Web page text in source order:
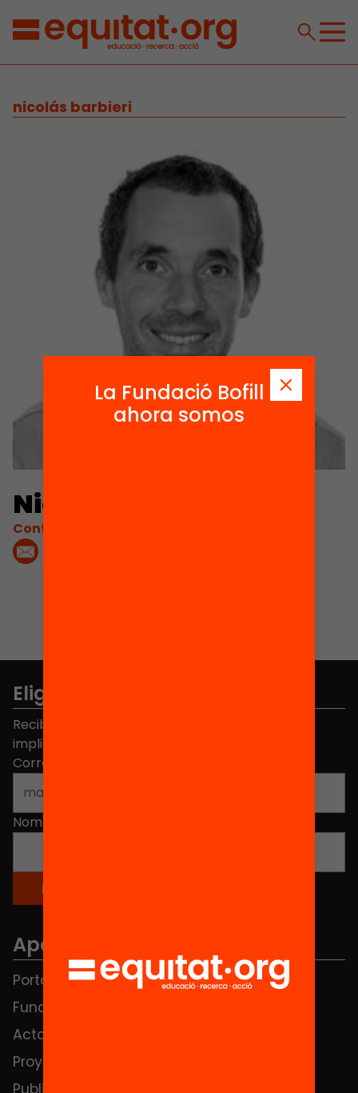
nicolás barbieri
Nicolás Barbieri
Contacta'm:
Elige equidad
Recibe contenidos, iniciativas y proyectos para
implicarte.
Correo electrónico
Nombre
Apartados
Portada
Fundación
Actos
Proyectos
Publicaciones y vídeos
FAQS
La Fundació Bofill
ahora somos